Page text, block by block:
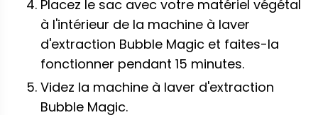
Placez le sac avec votre matériel végétal
à l'intérieur de la machine à laver
d'extraction Bubble Magic et faites-la
fonctionner pendant 15 minutes.
Videz la machine à laver d'extraction
Bubble Magic.